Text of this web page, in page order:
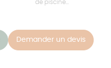
de piscine...
Demander un devis